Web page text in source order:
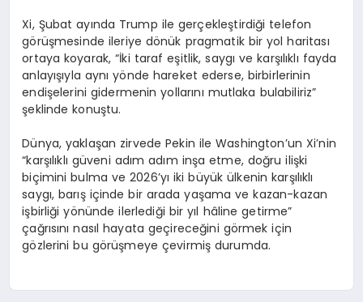
Xi, Şubat ayında Trump ile gerçekleştirdiği telefon
görüşmesinde ileriye dönük pragmatik bir yol haritası
ortaya koyarak, “İki taraf eşitlik, saygı ve karşılıklı fayda
anlayışıyla aynı yönde hareket ederse, birbirlerinin
endişelerini gidermenin yollarını mutlaka bulabiliriz”
şeklinde konuştu.
Dünya, yaklaşan zirvede Pekin ile Washington’un Xi’nin
“karşılıklı güveni adım adım inşa etme, doğru ilişki
biçimini bulma ve 2026’yı iki büyük ülkenin karşılıklı
saygı, barış içinde bir arada yaşama ve kazan-kazan
işbirliği yönünde ilerlediği bir yıl hâline getirme”
çağrısını nasıl hayata geçireceğini görmek için
gözlerini bu görüşmeye çevirmiş durumda.